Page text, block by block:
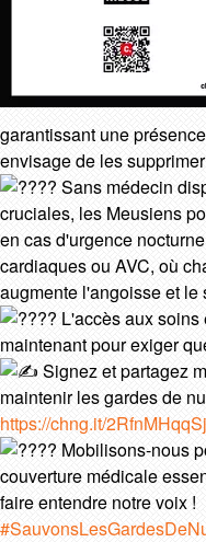
garantissant une
envisage de les
Sans médecin
cruciales, les Meusiens p
en cas d'urgence
cardiaques ou AVC, où
augmente l'angoisse et le
L'accès aux
maintenant pour exiger
Signez et partagez
maintenir les gardes de
https://chng.it/2RfnMHqqSj
Mobilisons-nous
couverture médicale
faire entendre notre voix !